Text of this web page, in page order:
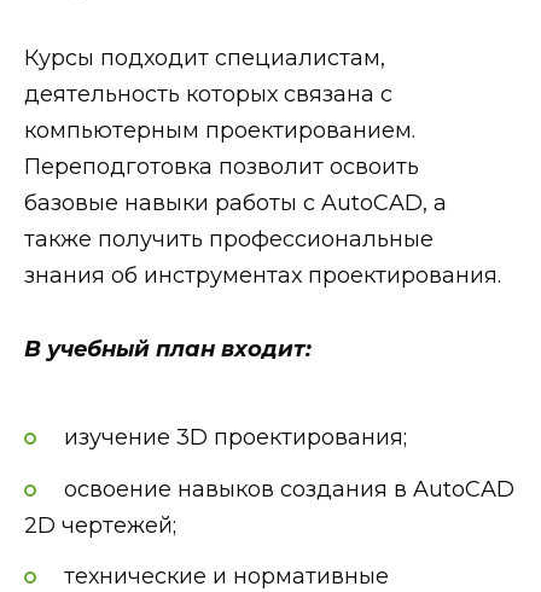
Курсы подходит специалистам,
деятельность которых связана с
компьютерным проектированием.
Переподготовка позволит освоить
базовые навыки работы с AutoCAD, а
также получить профессиональные
знания об инструментах проектирования.
В учебный план входит:
изучение 3D проектирования;
освоение навыков создания в AutoCAD
2D чертежей;
технические и нормативные